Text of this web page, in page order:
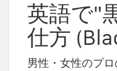
英語で"
仕方
男性・女性のプ